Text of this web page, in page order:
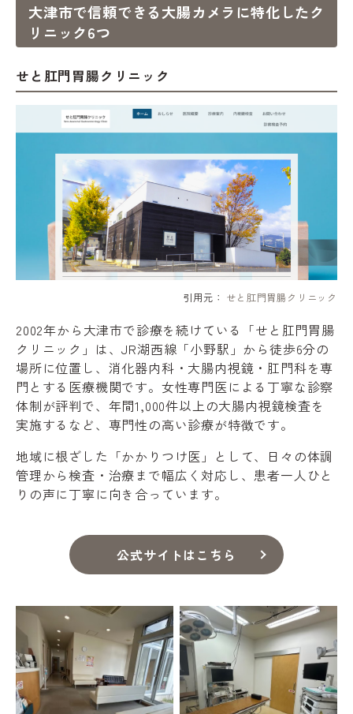
大津市で信頼できる大腸カメラに特化したク
リニック6つ
せと肛門胃腸クリニック
引用元： せと肛門胃腸クリニック
2002年から大津市で診療を続けている「せと肛門胃腸
クリニック」は、JR湖西線「小野駅」から徒歩6分の
場所に位置し、消化器内科・大腸内視鏡・肛門科を専
門とする医療機関です。女性専門医による丁寧な診察
体制が評判で、年間1,000件以上の大腸内視鏡検査を
実施するなど、専門性の高い診療が特徴です。
地域に根ざした「かかりつけ医」として、日々の体調
管理から検査・治療まで幅広く対応し、患者一人ひと
りの声に丁寧に向き合っています。
公式サイトはこちら